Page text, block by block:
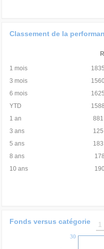
Classement de la
1 mois
3 mois
6 mois
YTD
1 an
3 ans
5 ans
8 ans
10 ans
Fonds versus catégorie 1
30